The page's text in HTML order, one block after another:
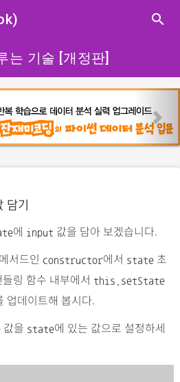
close
search
는 기술 [개정판]
e
x
기
에 input 값을 담아 보겠습니다.
서드인 constructor에서 state초
링 함수 내부에서 this.setState
업데이트해 봅시다.
값을 state에 있는 값으로 설정하세